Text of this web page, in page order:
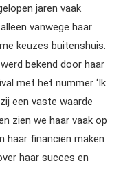
jaren vaak
vanwege haar
keuzes buitenshuis.
bekend door haar
met het nummer ‘Ik
een vaste waarde
zien we haar vaak op
haar financiën maken
haar succes en